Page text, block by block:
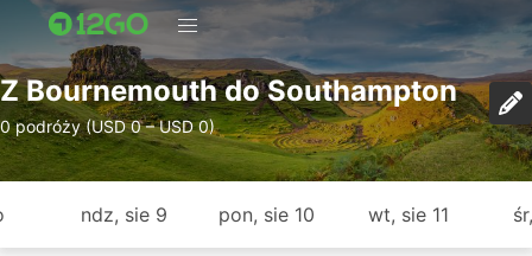
Z Bournemouth do Southampton
0 podróży (USD 0 – USD 0)
ndz, sie 9 pon, sie 10 wt, sie 11